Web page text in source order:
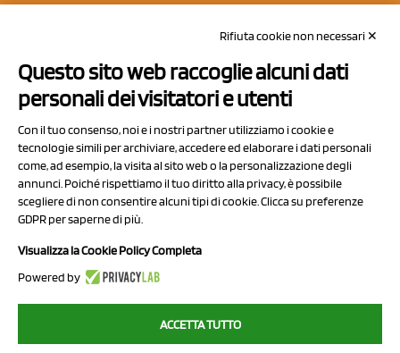
Capitale sociale Euro 50.000,00 i.v.
Contatti
Privacy Policy
Cookie Policy
Chi Siamo
2023 NCX Drahorad srl - All rights reserved
myfruit.it è parte del network diNCX DRAHORAD
Rifiuta cookie non necessari ✕
Questo sito web raccoglie alcuni dati
personali dei visitatori e utenti
Con il tuo consenso, noi e i nostri partner utilizziamo i cookie e
tecnologie simili per archiviare, accedere ed elaborare i dati personali
come, ad esempio, la visita al sito web o la personalizzazione degli
annunci. Poiché rispettiamo il tuo diritto alla privacy, è possibile
scegliere di non consentire alcuni tipi di cookie. Clicca su preferenze
GDPR per saperne di più.
Visualizza la Cookie Policy Completa
Powered by
ACCETTA TUTTO